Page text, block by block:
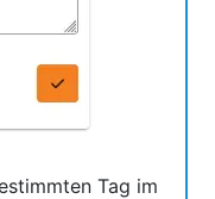
Tag im